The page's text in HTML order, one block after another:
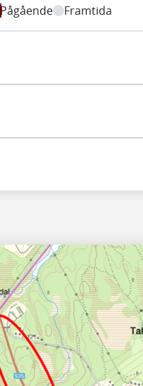
Pågående Framtida